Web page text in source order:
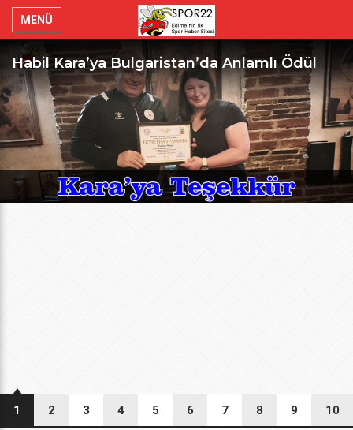
MENÜ
Habil Kara’ya Bulgaristan’da Anlamlı Ödül
1 2 3 4 5 6 7 8 9 10